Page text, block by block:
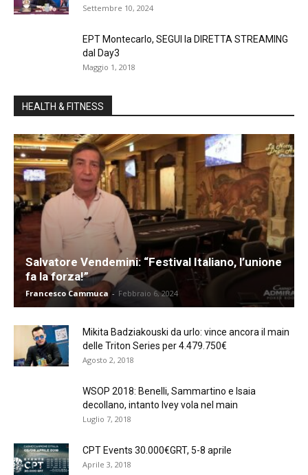
Settembre 10, 2024
EPT Montecarlo, SEGUI la DIRETTA STREAMING
dal Day3
Maggio 1, 2018
HEALTH & FITNESS
Salvatore Vendemini: “Festival Italiano, l’unione
fa la forza!”
Francesco Cammuca - Febbraio 6, 2024
Mikita Badziakouski da urlo: vince ancora il main
delle Triton Series per 4.479.750€
Agosto 2, 2018
WSOP 2018: Benelli, Sammartino e Isaia
decollano, intanto Ivey vola nel main
Luglio 7, 2018
CPT Events 30.000€GRT, 5-8 aprile
Aprile 3, 2018